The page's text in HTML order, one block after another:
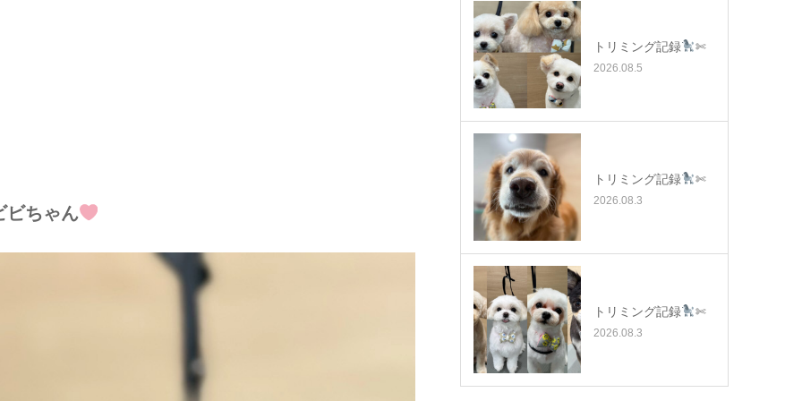
ビちゃん
トリミング記録 ✄
2026.08.5
トリミング記録 ✄
2026.08.3
トリミング記録 ✄
2026.08.3